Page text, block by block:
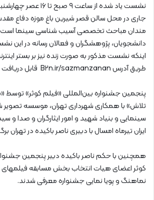
نشست یاد شده از ساعت ۹
جاری در محل سالن قصر شیرین باغ موزه دفاع
مندان مباحث تخصصی آسیب شناسی سینما است
دانشجویان، پژوهشگران و فعالان رسانه در این
اینکه نشست مذکور به صورت زنده نیز بر بستر
طریق آدرس B۲n.ir/sazmanzanan قابل دریافت است.
پنجمین جشنواره بین‌المللی «فیلم کوثر» توسط
تلاش» با همکاری شهرداری تهران، موسسه تصویر
سینمایی و بنیاد شهید و امور ایثارگران و صدا و
ایران تیرماه امسال با دبیری ناصر باکیده در تهران
همچنین با حکم ناصر باکیده دبیر پنجمین
کوثر اعضای هیات انتخاب بخش مسابقه فیلمهای
نماهنگ و پویا نمایی جشنواره معرفی شدند.